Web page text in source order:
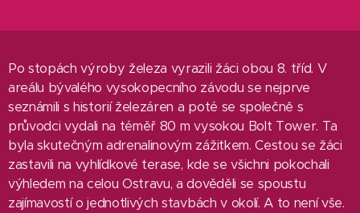
Po stopách výroby železa vyrazili žáci obou 8. tříd. V
areálu bývalého vysokopecního závodu se nejprve
seznámili s historií železáren a poté se společně s
průvodci vydali na téměř 80 m vysokou Bolt Tower. Ta
byla skutečným adrenalinovým zážitkem. Cestou se žáci
zastavili na vyhlídkové terase, kde se všichni pokochali
výhledem na celou Ostravu, a dověděli se spoustu
zajímavostí o jednotlivých stavbách v okolí. A to není vše.